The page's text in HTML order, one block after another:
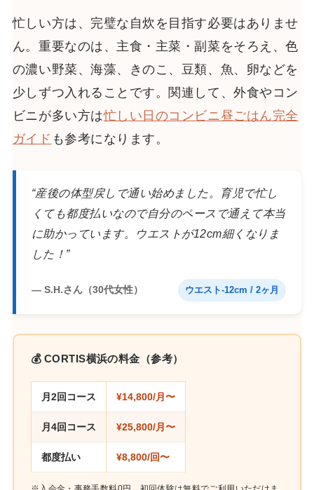
忙しい方は、完璧な自炊を目指す必要はありませ
ん。重要なのは、主食・主菜・副菜をそろえ、色
の濃い野菜、海藻、きのこ、豆類、魚、卵などを
少しずつ入れることです。関連して、外食やコン
ビニが多い方は忙しい日のコンビニ昼ごはん完全
ガイド も参考になります。
“産後の体型戻しで通い始めました。育児で忙し
くても都度払いなので自分のペースで通えて本当
に助かっています。ウエストが12cm細くなりま
した！”
— S.H.さん（30代女性） ウエスト-12cm / 2ヶ月
💰 CORTIS横浜の料金（参考）
月2回コース ¥14,800/月〜
月4回コース ¥25,800/月〜
都度払い ¥8,800/回〜